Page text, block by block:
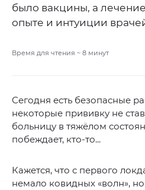
было вакцины, а
опыте и интуиции
Время для чтения ~ 8 минут
Сегодня есть безопасные
некоторые прививку не
больницу в тяжёлом
побеждает, кто-то...
Кажется, что с первого
немало ковидных «волн»,